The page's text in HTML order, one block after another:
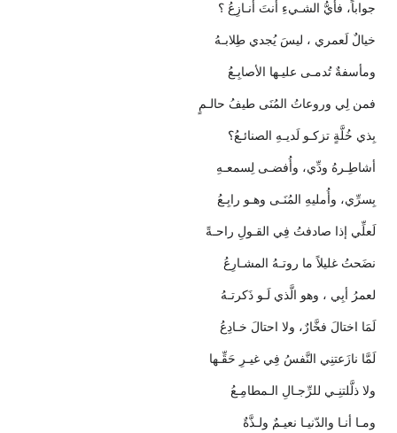
جواباً، فأيُّ الشـيءِ أنتَ أنـازِعُ ؟
خيالٌ لَعمري ، ليسَ يُجدي طِلابـهُ
ومأسفةٌ تُدمـى عليـها الأصابِـعُ
فمن لِي وروعاتُ المُنَى طيفُ حالـمٍ
بِذي خُلَّةٍ تزكـو لَديـهِ الصنائـعُ؟
أشاطِـرهُ ودِّي، وأُفضـى لِسمعـهِ
بِسرِّي، وأُمليهِ المُنَـى وهـو رابِـعُ
لَعلِّي إذا صادفتُ فِي القـولِ راحـةً
نضَحتُ غليلاً ما روتـهُ المشـارِعُ
لعمرُ أبِي ، وهو الَّذي لَـو ذَكرتـهُ
لَمَا اختالَ فخَّارٌ، ولا احتالَ خـادِعُ
لَمَّا نازَعتنِي النَّفسُ فِي غيـرِ حَقِّـها
ولا ذلَّلتنِـي للرِّجـالِ الـمطامِـعُ
ومـا أنـا والدّنيـا نعيـمٌ ولـذَّةٌ